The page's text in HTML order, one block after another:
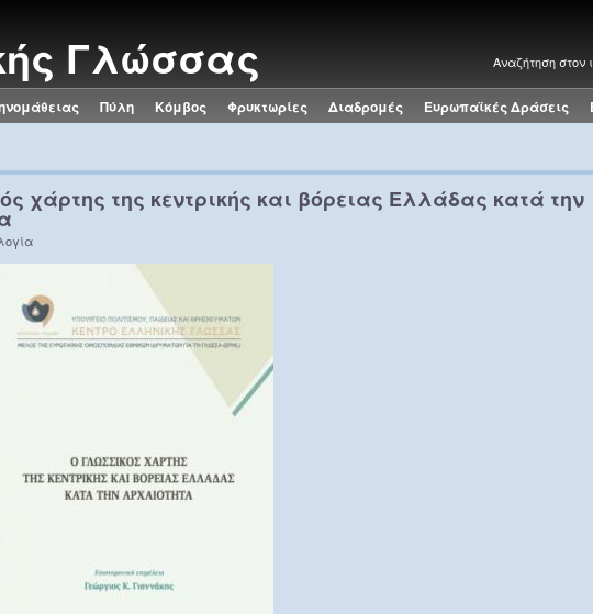
Γλώσσας Αναζήτηση στον
Πύλη Κόμβος Φρυκτωρίες Διαδρομές Ευρωπαϊκές Δράσεις
χάρτης της κεντρικής και βόρειας Ελλάδας κατά την